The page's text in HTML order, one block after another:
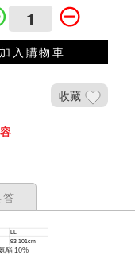
加入購物車
收藏